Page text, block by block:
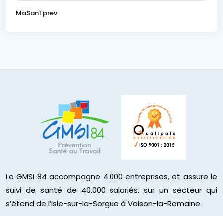
MaSanTprev
Le GMSI 84 accompagne 4.000 entreprises, et assure le
suivi de santé de 40.000 salariés, sur un secteur qui
s’étend de l’Isle-sur-la-Sorgue à Vaison-la-Romaine.